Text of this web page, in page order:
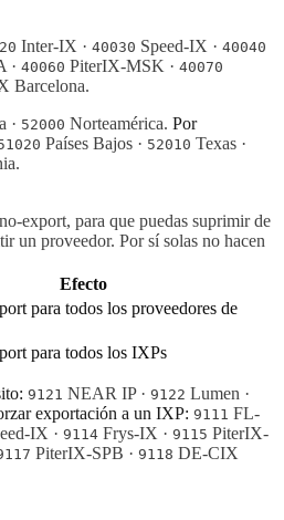
Inter-IX · 40030 Speed-IX · 40040
· 40060 PiterIX-MSK · 40070
Barcelona.
· 52000 Norteamérica. Por
Países Bajos · 52010 Texas ·
export, para que puedas suprimir de
un proveedor. Por sí solas no hacen
Efecto
para todos los proveedores de
para todos los IXPs
9121 NEAR IP · 9122 Lumen ·
exportación a un IXP: 9111 FL-
IX · 9114 Frys-IX · 9115 PiterIX-
PiterIX-SPB · 9118 DE-CIX